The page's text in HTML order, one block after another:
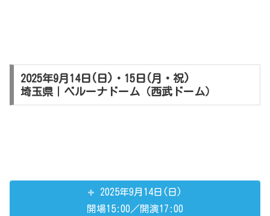
2025年9月14日(日)・15日(月・祝)
埼玉県｜ベルーナドーム（西武ドーム）
2025年9月14日(日)
開場15:00／開演17:00